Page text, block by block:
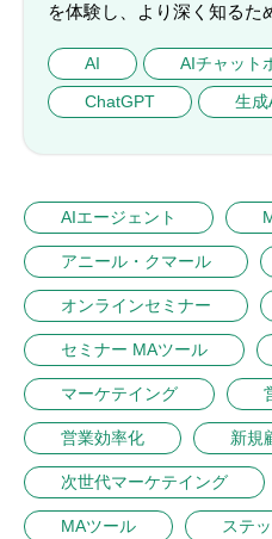
を体験し、より深く知る
AI
AIチャット
ChatGPT
生成
AIエージェント
アニール・クマール
オンラインセミナー
セミナー MAツール
マーケテイング
営業効率化 新規
次世代マーケテイング
MAツール ステ